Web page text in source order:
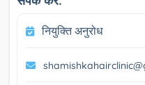
नियुक्ति अनुरोध